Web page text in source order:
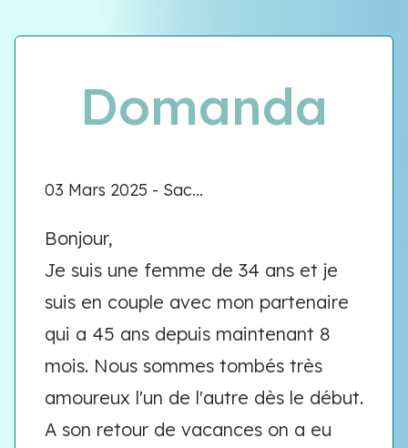
Domanda
03 Mars 2025 - Sac...
Bonjour,
Je suis une femme de 34 ans et je
suis en couple avec mon partenaire
qui a 45 ans depuis maintenant 8
mois. Nous sommes tombés très
amoureux l'un de l'autre dès le début.
A son retour de vacances on a eu